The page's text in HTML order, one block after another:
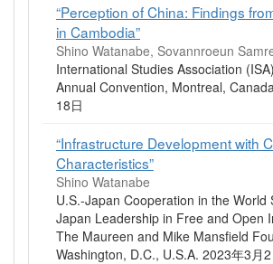
“Perception of China: Findings
in Cambodia”
Shino Watanabe, Sovannroeun
International Studies Association
Annual Convention, Montreal,
18日
“Infrastructure Development with
Characteristics”
Shino Watanabe
U.S.-Japan Cooperation in the World
Japan Leadership in Free and Open
The Maureen and Mike Mansfield
Washington, D.C., U.S.A. 2023年3月2